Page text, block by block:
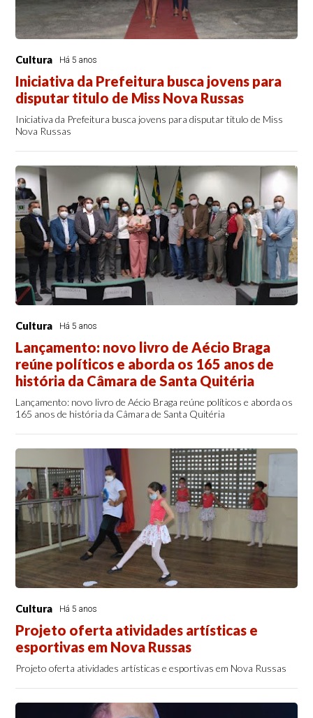
Cultura Há 5 anos
Iniciativa da Prefeitura busca jovens para
disputar titulo de Miss Nova Russas
Iniciativa da Prefeitura busca jovens para disputar titulo de Miss
Nova Russas
Cultura Há 5 anos
Lançamento: novo livro de Aécio Braga
reúne políticos e aborda os 165 anos de
história da Câmara de Santa Quitéria
Lançamento: novo livro de Aécio Braga reúne políticos e aborda os
165 anos de história da Câmara de Santa Quitéria
Cultura Há 5 anos
Projeto oferta atividades artísticas e
esportivas em Nova Russas
Projeto oferta atividades artísticas e esportivas em Nova Russas